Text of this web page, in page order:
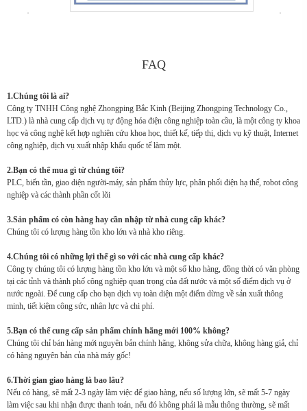
FAQ
1.Chúng tôi là ai?
Công ty TNHH Công nghệ Zhongping Bắc Kinh (Beijing Zhongping Technology Co.,
LTD.) là nhà cung cấp dịch vụ tự động hóa điện công nghiệp toàn cầu, là một công ty khoa
học và công nghệ kết hợp nghiên cứu khoa học, thiết kế, tiếp thị, dịch vụ kỹ thuật, Internet
công nghiệp, dịch vụ xuất nhập khẩu quốc tế làm một.
2.Bạn có thể mua gì từ chúng tôi?
PLC, biến tần, giao diện người-máy, sản phẩm thủy lực, phân phối điện hạ thế, robot công
nghiệp và các thành phần cốt lõi
3.Sản phẩm có còn hàng hay cần nhập từ nhà cung cấp khác?
Chúng tôi có lượng hàng tồn kho lớn và nhà kho riêng.
4.Chúng tôi có những lợi thế gì so với các nhà cung cấp khác?
Công ty chúng tôi có lượng hàng tồn kho lớn và một số kho hàng, đồng thời có văn phòng
tại các tỉnh và thành phố công nghiệp quan trọng của đất nước và một số điểm dịch vụ ở
nước ngoài. Để cung cấp cho bạn dịch vụ toàn diện một điểm dừng về sản xuất thông
minh, tiết kiệm công sức, nhân lực và chi phí.
5.Bạn có thể cung cấp sản phẩm chính hãng mới 100% không?
Chúng tôi chỉ bán hàng mới nguyên bản chính hãng, không sửa chữa, không hàng giả, chỉ
có hàng nguyên bản của nhà máy gốc!
6.Thời gian giao hàng là bao lâu?
Nếu có hàng, sẽ mất 2-3 ngày làm việc để giao hàng, nếu số lượng lớn, sẽ mất 5-7 ngày
làm việc sau khi nhận được thanh toán, nếu đó không phải là mẫu thông thường, sẽ mất